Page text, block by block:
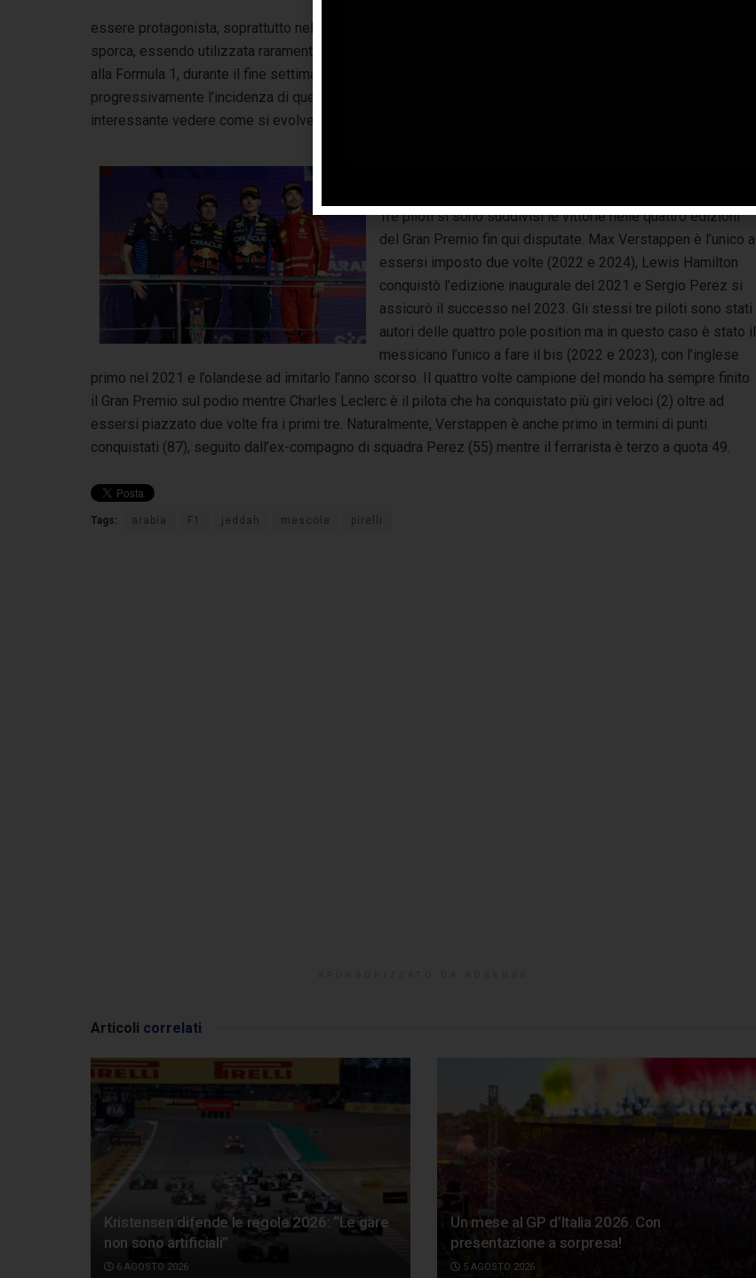
essere protagonista, soprattutto nelle prime sessioni di prove libere, visto che la pista è all’inizio molto
sporca, essendo utilizzata raramente per le competizioni automobilistiche: con diverse gare di supporto
alla Formula 1, durante il fine settimana le condizioni dell’asfalto migliorano, riducendo così
progressivamente l’incidenza di questo fenomeno. Peraltro, con un tris di mescole più morbido, sarà
interessante vedere come si evolverà la situazione su questo fronte.
Tre piloti si sono suddivisi le vittorie nelle quattro edizioni
del Gran Premio fin qui disputate. Max Verstappen è l’unico a
essersi imposto due volte (2022 e 2024), Lewis Hamilton
conquistò l’edizione inaugurale del 2021 e Sergio Perez si
assicurò il successo nel 2023. Gli stessi tre piloti sono stati
autori delle quattro pole position ma in questo caso è stato il
messicano l’unico a fare il bis (2022 e 2023), con l’inglese
primo nel 2021 e l’olandese ad imitarlo l’anno scorso. Il quattro volte campione del mondo ha sempre finito
il Gran Premio sul podio mentre Charles Leclerc è il pilota che ha conquistato più giri veloci (2) oltre ad
essersi piazzato due volte fra i primi tre. Naturalmente, Verstappen è anche primo in termini di punti
conquistati (87), seguito dall’ex-compagno di squadra Perez (55) mentre il ferrarista è terzo a quota 49.
Tags: arabia F1 jeddah mescole pirelli
Articoli correlati
Kristensen difende le regole 2026: “Le gare
non sono artificiali”
6 AGOSTO 2026
Un mese al GP d’Italia 2026. Con
presentazione a sorpresa!
5 AGOSTO 2026